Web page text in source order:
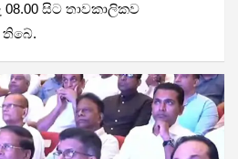
සිට තාවකාලිකව